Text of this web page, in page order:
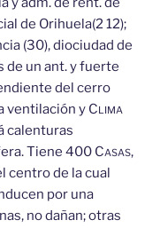
de Orihuela(2 12);
(30), diociudad de
de un ant. y fuerte
del cerro
ventilación y Clima
calenturas
Tiene 400 Casas,
centro de la cual
por una
no dañan; otras